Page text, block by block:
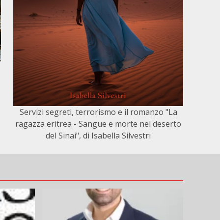
Servizi segreti, terrorismo e il romanzo "La
ragazza eritrea - Sangue e morte nel deserto
del Sinai", di Isabella Silvestri